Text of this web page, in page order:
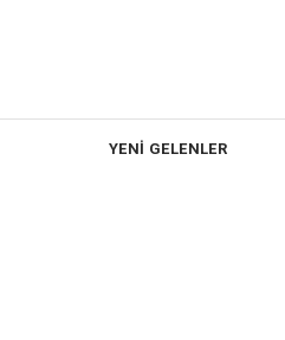
YENİ GELENLER